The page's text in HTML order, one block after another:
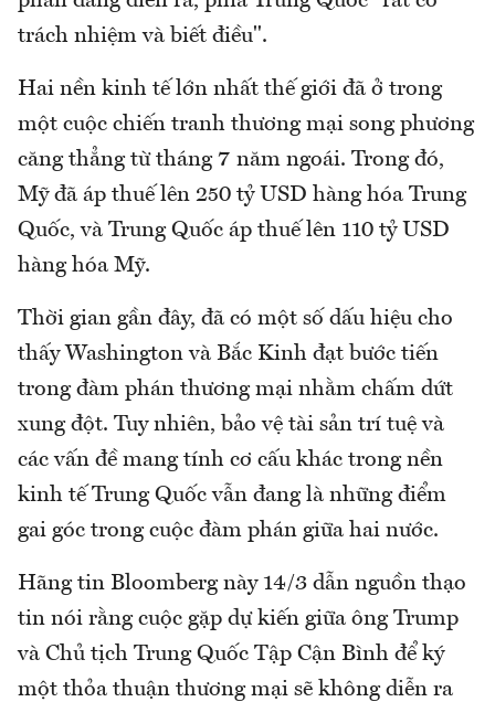
trách nhiệm và biết điều".
Hai nền kinh tế lớn nhất thế giới đã ở trong
một cuộc chiến tranh thương mại song phương
căng thẳng từ tháng 7 năm ngoái. Trong đó,
Mỹ đã áp thuế lên 250 tỷ USD hàng hóa Trung
Quốc, và Trung Quốc áp thuế lên 110 tỷ USD
hàng hóa Mỹ.
Thời gian gần đây, đã có một số dấu hiệu cho
thấy Washington và Bắc Kinh đạt bước tiến
trong đàm phán thương mại nhằm chấm dứt
xung đột. Tuy nhiên, bảo vệ tài sản trí tuệ và
các vấn đề mang tính cơ cấu khác trong nền
kinh tế Trung Quốc vẫn đang là những điểm
gai góc trong cuộc đàm phán giữa hai nước.
Hãng tin Bloomberg này 14/3 dẫn nguồn thạo
tin nói rằng cuộc gặp dự kiến giữa ông Trump
và Chủ tịch Trung Quốc Tập Cận Bình để ký
một thỏa thuận thương mại sẽ không diễn ra